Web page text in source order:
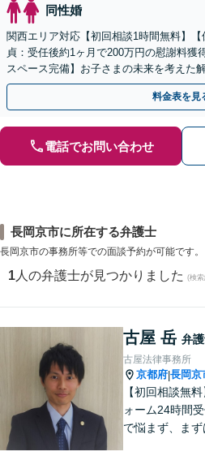
同性婚
関西エリア対応【初回相談1時間無料】
貞：受任後約1ヶ月で200万円の慰謝料獲
スペース完備】お子さまの未来を考えた
のご相談多数【Web面談・電話相談・夜
料金表を見
電話でお問い合わせ
長岡京市に所在する弁護士
長岡京市の事務所等での面談予約が可能です。
1 人の弁護士が見つかりました (検
古屋 岳 弁
古屋法律事務所
京都府|長岡京
【初回相談無
ォーム24時間
で悩まず、まず